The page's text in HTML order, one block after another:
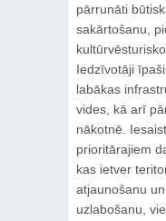
pārrunāti
sakārtošanu,
Iedzīvotāji
labākas
vides, kā arī
nākotnē.
prioritārajiem
kas ietver
atjaunošanu
uzlabošanu,